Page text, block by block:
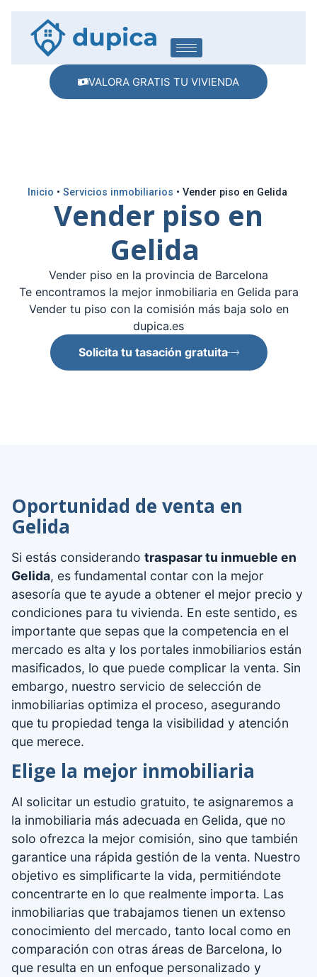
VALORA GRATIS TU VIVIENDA
Inicio • Servicios inmobiliarios • Vender piso en Gelida
Vender piso en
Gelida
Vender piso en la provincia de Barcelona
Te encontramos la mejor inmobiliaria en Gelida para
Vender tu piso con la comisión más baja solo en
dupica.es
Solicita tu tasación gratuita
Oportunidad de venta en
Gelida
Si estás considerando traspasar tu inmueble en
Gelida, es fundamental contar con la mejor
asesoría que te ayude a obtener el mejor precio y
condiciones para tu vivienda. En este sentido, es
importante que sepas que la competencia en el
mercado es alta y los portales inmobiliarios están
masificados, lo que puede complicar la venta. Sin
embargo, nuestro servicio de selección de
inmobiliarias optimiza el proceso, asegurando
que tu propiedad tenga la visibilidad y atención
que merece.
Elige la mejor inmobiliaria
Al solicitar un estudio gratuito, te asignaremos a
la inmobiliaria más adecuada en Gelida, que no
solo ofrezca la mejor comisión, sino que también
garantice una rápida gestión de la venta. Nuestro
objetivo es simplificarte la vida, permitiéndote
concentrarte en lo que realmente importa. Las
inmobiliarias que trabajamos tienen un extenso
conocimiento del mercado, tanto local como en
comparación con otras áreas de Barcelona, lo
que resulta en un enfoque personalizado y